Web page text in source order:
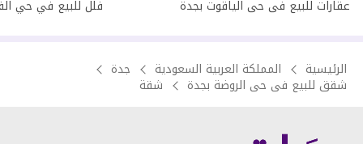
عقارات للبيع فى حى الياقوت بجدة
فلل للبيع في حي
الرئيسية المملكة العربية السعودية جدة
شقق للبيع فى حى الروضة بجدة شقة